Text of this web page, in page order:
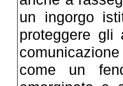
un ingorgo
proteggere gli
come un